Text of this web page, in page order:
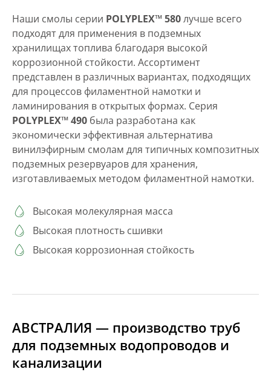
Наши смолы серии POLYPLEX™ 580лучше всего
подходят для применения в подземных
хранилищах топлива благодаря высокой
коррозионной стойкости. Ассортимент
представлен в различных вариантах, подходящих
для процессов филаментной намотки и
ламинирования в открытых формах. Серия
POLYPLEX™ 490 была разработана как
экономически эффективная альтернатива
винилэфирным смолам для типичных композитных
подземных резервуаров для хранения,
изготавливаемых методом филаментной намотки.
Высокая молекулярная масса
Высокая плотность сшивки
Высокая коррозионная стойкость
АВСТРАЛИЯ — производство труб
для подземных водопроводов и
канализации